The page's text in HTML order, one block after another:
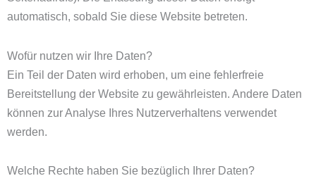
automatisch, sobald Sie diese Website betreten.
Wofür nutzen wir Ihre Daten?
Ein Teil der Daten wird erhoben, um eine fehlerfreie
Bereitstellung der Website zu gewährleisten. Andere Daten
können zur Analyse Ihres Nutzerverhaltens verwendet
werden.
Welche Rechte haben Sie bezüglich Ihrer Daten?